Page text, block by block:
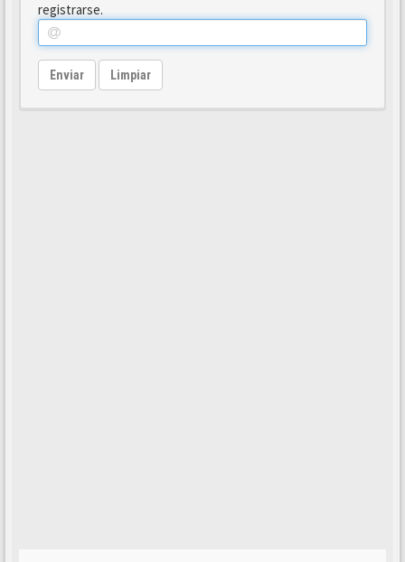
registrarse.
Enviar Limpiar